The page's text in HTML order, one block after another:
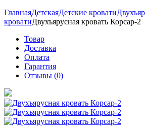
ГлавнаяДетскаяДетские кровати
кроватиДвухъярусная кровать Корсар-2
Товар
Доставка
Оплата
Гарантия
Отзывы (0)